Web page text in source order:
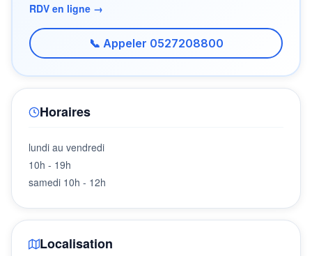
RDV en ligne →
📞 Appeler 0527208800
Horaires
lundi au vendredi
10h - 19h
samedi 10h - 12h
Localisation